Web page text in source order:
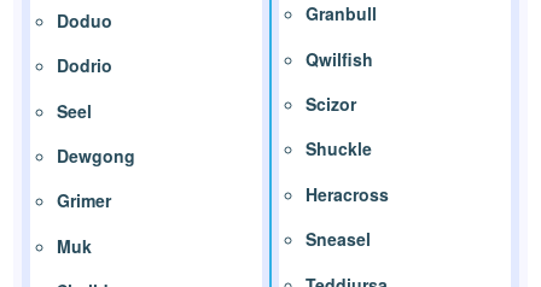
Doduo
Dodrio
Seel
Dewgong
Grimer
Muk
Granbull
Qwilfish
Scizor
Shuckle
Heracross
Sneasel